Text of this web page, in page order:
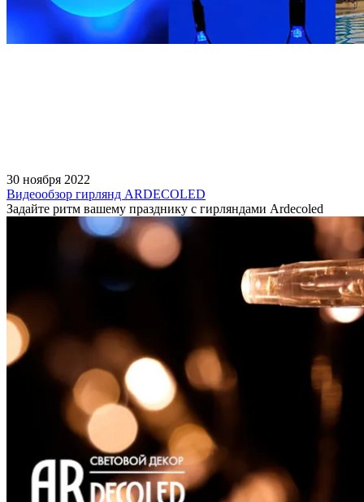
30 ноября 2022
Видеообзор гирлянд ARDECOLED
Задайте ритм вашему празднику с гирляндами Ardecoled